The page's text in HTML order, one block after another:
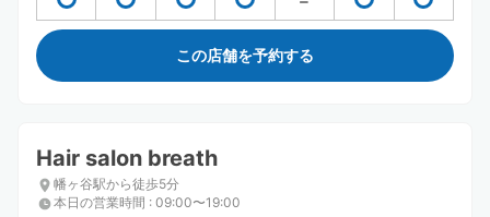
この店舗を予約する
Hair salon breath
幡ヶ谷駅から徒歩5分
本日の営業時間 : 09:00〜19:00